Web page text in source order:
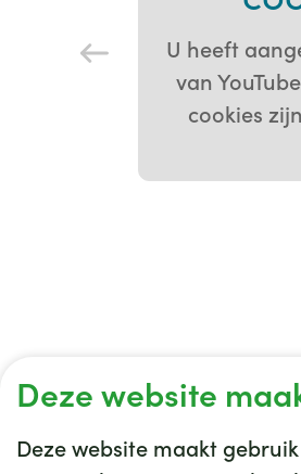
U heeft
van
cookies
Deze website
Deze website maakt